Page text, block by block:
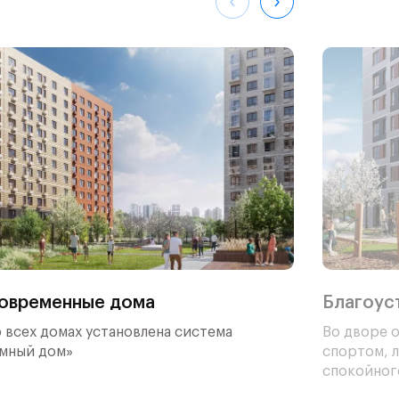
к
дома
всех домах установлена система
дом»
Во дворе
спортом,